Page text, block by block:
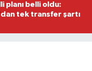
planı belli oldu:
tek transfer şartı